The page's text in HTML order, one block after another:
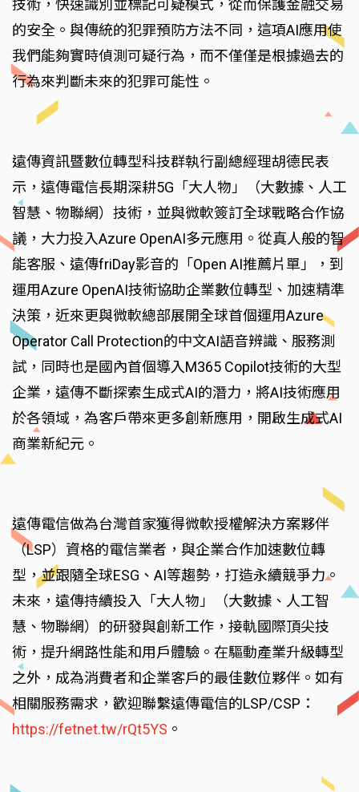
技術，快速識別並標記可疑模式，從而保護金融交易
的安全。與傳統的犯罪預防方法不同，這項AI應用使
我們能夠實時偵測可疑行為，而不僅僅是根據過去的
行為來判斷未來的犯罪可能性。
遠傳資訊暨數位轉型科技群執行副總經理胡德民表
示，遠傳電信長期深耕5G「大人物」（大數據、人工
智慧、物聯網）技術，並與微軟簽訂全球戰略合作協
議，大力投入Azure OpenAI多元應用。從真人般的智
能客服、遠傳friDay影音的「Open AI推薦片單」，到
運用Azure OpenAI技術協助企業數位轉型、加速精準
決策，近來更與微軟總部展開全球首個運用Azure
Operator Call Protection的中文AI語音辨識、服務測
試，同時也是國內首個導入M365 Copilot技術的大型
企業，遠傳不斷探索生成式AI的潛力，將AI技術應用
於各領域，為客戶帶來更多創新應用，開啟生成式AI
商業新紀元。
遠傳電信做為台灣首家獲得微軟授權解決方案夥伴
（LSP）資格的電信業者，與企業合作加速數位轉
型，並跟隨全球ESG、AI等趨勢，打造永續競爭力。
未來，遠傳持續投入「大人物」（大數據、人工智
慧、物聯網）的研發與創新工作，接軌國際頂尖技
術，提升網路性能和用戶體驗。在驅動產業升級轉型
之外，成為消費者和企業客戶的最佳數位夥伴。如有
相關服務需求，歡迎聯繫遠傳電信的LSP/CSP：
https://fetnet.tw/rQt5YS 。